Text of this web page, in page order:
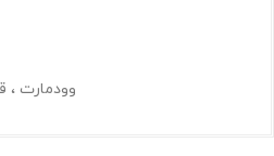
وودمارت ،